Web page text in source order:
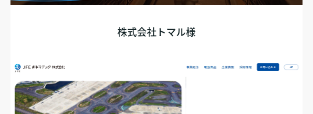
株式会社トマル様
コーポレートサイト